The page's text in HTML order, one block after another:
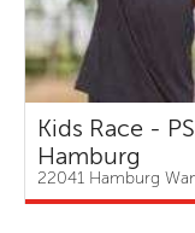
Kids Race -
Hamburg
22041 Hamburg